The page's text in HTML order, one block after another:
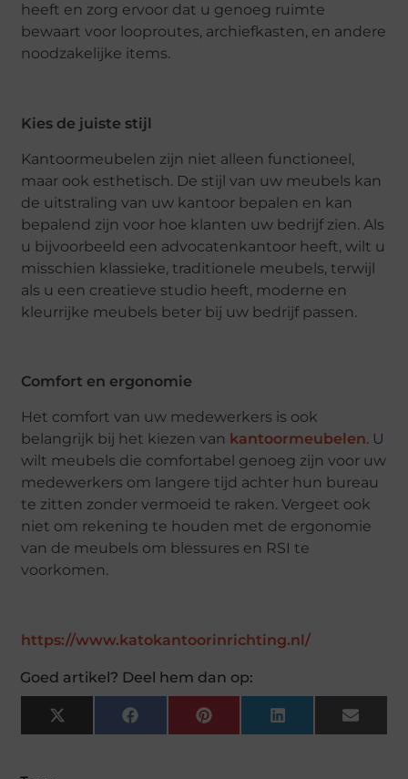
heeft en zorg ervoor dat u genoeg ruimte
bewaart voor looproutes, archiefkasten, en andere
noodzakelijke items.
Kies de juiste stijl
Kantoormeubelen zijn niet alleen functioneel,
maar ook esthetisch. De stijl van uw meubels kan
de uitstraling van uw kantoor bepalen en kan
bepalend zijn voor hoe klanten uw bedrijf zien. Als
u bijvoorbeeld een advocatenkantoor heeft, wilt u
misschien klassieke, traditionele meubels, terwijl
als u een creatieve studio heeft, moderne en
kleurrijke meubels beter bij uw bedrijf passen.
Comfort en ergonomie
Het comfort van uw medewerkers is ook
belangrijk bij het kiezen van kantoormeubelen. U
wilt meubels die comfortabel genoeg zijn voor uw
medewerkers om langere tijd achter hun bureau
te zitten zonder vermoeid te raken. Vergeet ook
niet om rekening te houden met de ergonomie
van de meubels om blessures en RSI te
voorkomen.
https://www.katokantoorinrichting.nl/
Goed artikel? Deel hem dan op:
X
(Twitter)
Facebook Pinterest LinkedIn Email